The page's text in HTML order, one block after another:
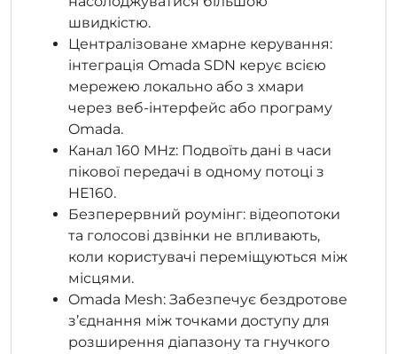
швидкістю.
Централізоване хмарне керування:
інтеграція Omada SDN керує всією
мережею локально або з хмари
через веб-інтерфейс або програму
Omada.
Канал 160 MHz: Подвоїть дані в часи
пікової передачі в одному потоці з
HE160.
Безперервний роумінг: відеопотоки
та голосові дзвінки не впливають,
коли користувачі переміщуються між
місцями.
Omada Mesh: Забезпечує бездротове
з’єднання між точками доступу для
розширення діапазону та гнучкого